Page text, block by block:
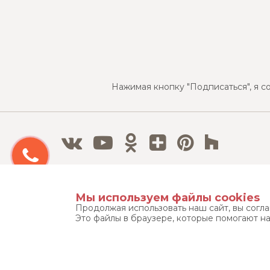
Нажимая кнопку "Подписаться", я
Бесплатный 3D дизайн-проект
Мы используем файлы cookies
Продолжая использовать наш сайт, вы
Это файлы в браузере, которые помогают